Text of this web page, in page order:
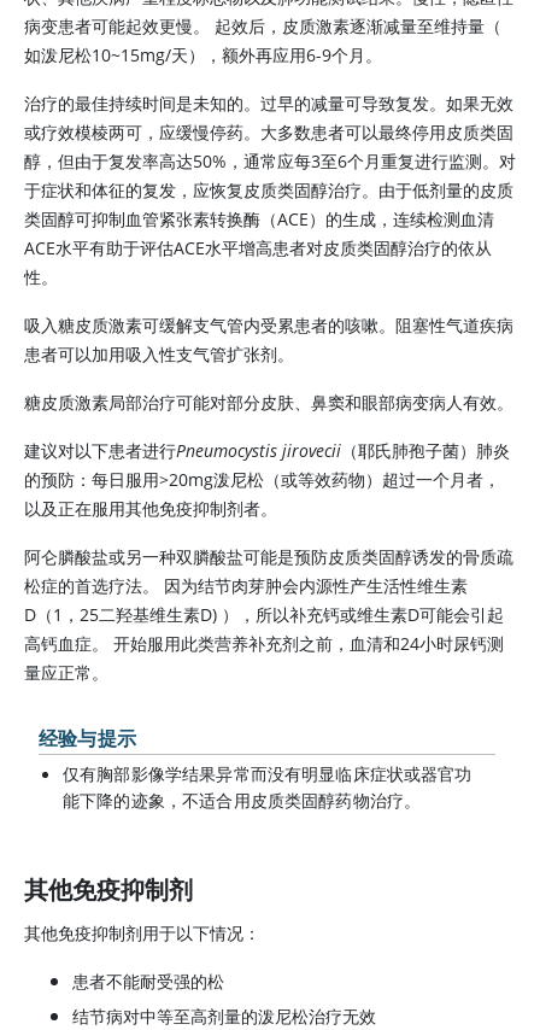
病变患者可能起效更慢。 起效后，皮质激素逐渐减量至维持量（
如泼尼松10~15mg/天），额外再应用6-9个月。
治疗的最佳持续时间是未知的。过早的减量可导致复发。如果无效
或疗效模棱两可，应缓慢停药。大多数患者可以最终停用皮质类固
醇，但由于复发率高达50%，通常应每3至6个月重复进行监测。对
于症状和体征的复发，应恢复皮质类固醇治疗。由于低剂量的皮质
类固醇可抑制血管紧张素转换酶（ACE）的生成，连续检测血清
ACE水平有助于评估ACE水平增高患者对皮质类固醇治疗的依从
性。
吸入糖皮质激素可缓解支气管内受累患者的咳嗽。阻塞性气道疾病
患者可以加用吸入性支气管扩张剂。
糖皮质激素局部治疗可能对部分皮肤、鼻窦和眼部病变病人有效。
建议对以下患者进行Pneumocystis jirovecii （耶氏肺孢子菌）肺炎
的预防：每日服用>20mg泼尼松（或等效药物）超过一个月者，
以及正在服用其他免疫抑制剂者。
阿仑膦酸盐或另一种双膦酸盐可能是预防皮质类固醇诱发的骨质疏
松症的首选疗法。 因为结节肉芽肿会内源性产生活性维生素
D （1，25二羟基维生素D) ），所以补充钙或维生素D可能会引起
高钙血症。 开始服用此类营养补充剂之前，血清和24小时尿钙测
量应正常。
经验与提示
仅有胸部影像学结果异常而没有明显临床症状或器官功
能下降的迹象，不适合用皮质类固醇药物治疗。
其他免疫抑制剂
其他免疫抑制剂用于以下情况：
患者不能耐受强的松
结节病对中等至高剂量的泼尼松治疗无效